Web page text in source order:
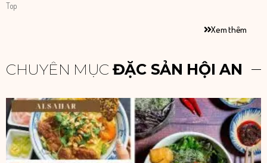
Top
Xem thêm
CHUYÊN MỤC ĐẶC SẢN HỘI AN